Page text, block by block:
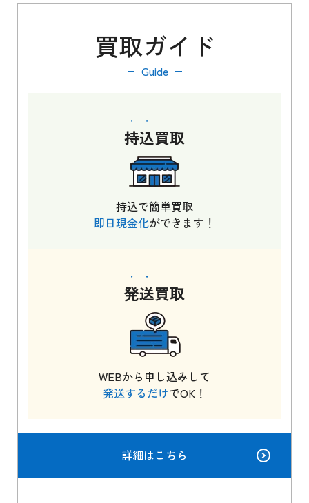
買取ガイド
Guide
持込買取
持込で簡単買取
即日現金化ができます！
発送買取
WEBから申し込みして
発送するだけでOK！
詳細はこちら